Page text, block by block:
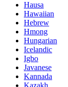
Hausa
Hawaiian
Hebrew
Hmong
Hungarian
Icelandic
Igbo
Javanese
Kannada
Kazakh